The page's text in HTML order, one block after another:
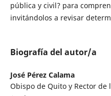
pública y civil? para
invitándolos a revisar
Biografía del autor/a
José Pérez Calama
Obispo de Quito y Rector de